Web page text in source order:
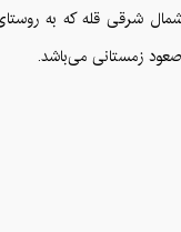
شرقی قله که به
زمستانی می‌باشد.